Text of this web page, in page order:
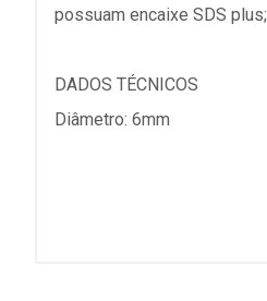
possuam encaixe SDS plus;
DADOS TÉCNICOS
Diâmetro: 6mm